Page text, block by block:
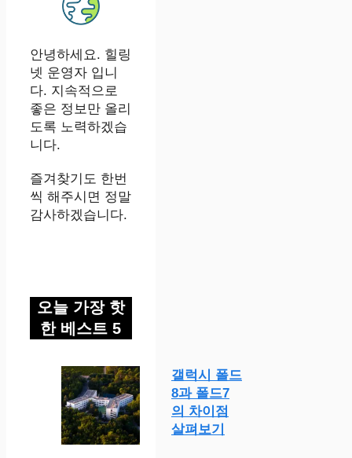
안녕하세요. 힐링
넷 운영자 입니
다. 지속적으로
좋은 정보만 올리
도록 노력하겠습
니다.
즐겨찾기도 한번
씩 해주시면 정말
감사하겠습니다.
오늘 가장 핫
한 베스트 5
갤럭시 폴드
8과 폴드7
의 차이점
살펴보기